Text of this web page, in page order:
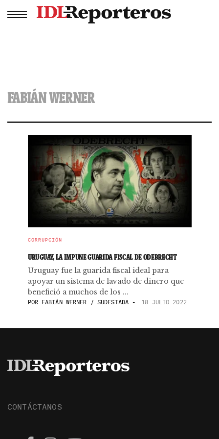
FABIÁN WERNER
CORRUPCIÓN
URUGUAY, LA IMPUNE GUARIDA FISCAL DE ODEBRECHT
Uruguay fue la guarida fiscal ideal para
apoyar un sistema de lavado de dinero que
benefició a muchos de los ...
PORFABIÁN WERNER / SUDESTADA.- 18 JULIO 2022
CONTÁCTANOS